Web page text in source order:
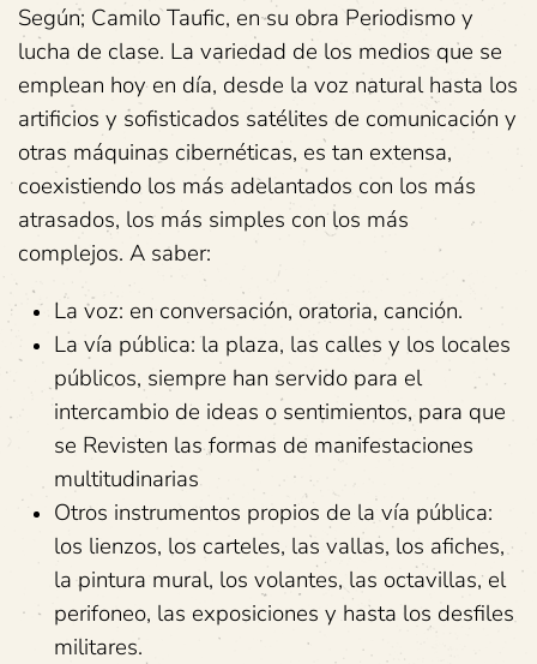
Según; Camilo Taufic, en su obra Periodismo y
lucha de clase. La variedad de los medios que se
emplean hoy en día, desde la voz natural hasta los
artificios y sofisticados satélites de comunicación y
otras máquinas cibernéticas, es tan extensa,
coexistiendo los más adelantados con los más
atrasados, los más simples con los más
complejos. A saber:
La voz: en conversación, oratoria, canción.
La vía pública: la plaza, las calles y los locales
públicos, siempre han servido para el
intercambio de ideas o sentimientos, para que
se Revisten las formas de manifestaciones
multitudinarias
Otros instrumentos propios de la vía pública:
los lienzos, los carteles, las vallas, los afiches,
la pintura mural, los volantes, las octavillas, el
perifoneo, las exposiciones y hasta los desfiles
militares.